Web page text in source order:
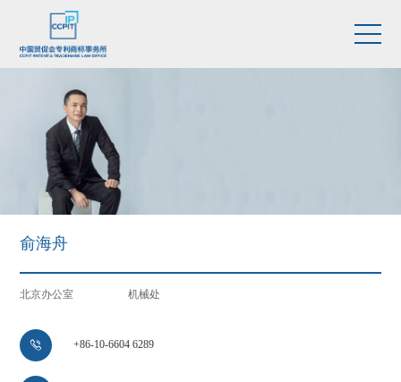
俞海舟
北京办公室 机械处
 +86-10-6604 6289